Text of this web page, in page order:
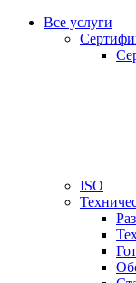
Все услуги
ISO